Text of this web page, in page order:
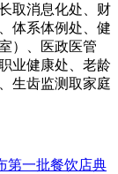
取消息化处、财
体系体例处、健
）、医政医管
业健康处、老龄
生齿监测取家庭
第一批餐饮店典